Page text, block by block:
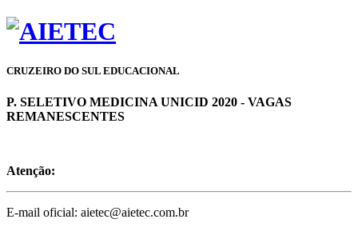
CRUZEIRO DO SUL EDUCACIONAL
P. SELETIVO MEDICINA UNICID 2020 - VAGAS
REMANESCENTES
Atenção:
E-mail oficial: aietec@aietec.com.br